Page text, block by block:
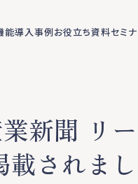
能導入事例お役立ち資料セミ
新聞 リ
載されま